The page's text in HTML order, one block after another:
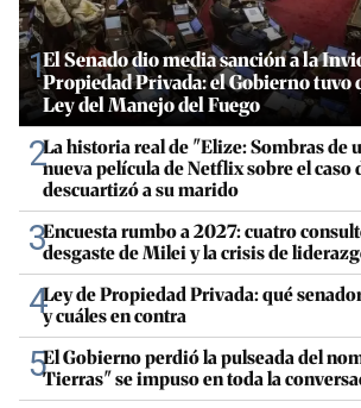
1El Senado dio media sanción a la
Propiedad Privada: el Gobierno tuvo
Ley del Manejo del Fuego
2La historia real de "Elize: Sombras de
nueva película de Netflix sobre el caso
descuartizó a su marido
3Encuesta rumbo a 2027: cuatro
desgaste de Milei y la crisis de
4Ley de Propiedad Privada: qué
y cuáles en contra
5El Gobierno perdió la pulseada del
Tierras" se impuso en toda la